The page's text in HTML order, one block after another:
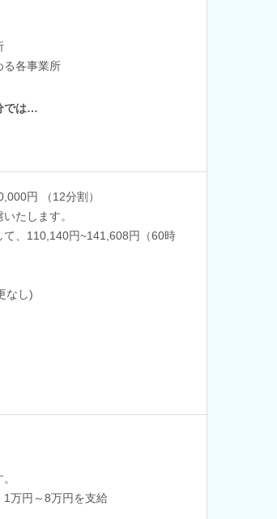
る各事業所
では…
円 （12分割）
たします。
、110,140円~141,608円（60時
なし)
万円～8万円を支給